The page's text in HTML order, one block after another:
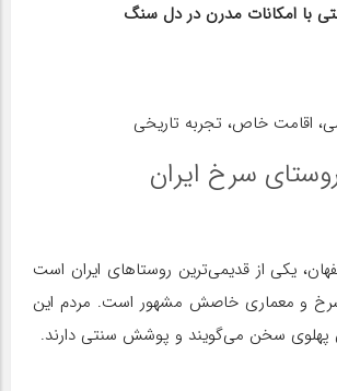
با امکانات مدرن در دل سنگ
اقامت خاص، تجربه تاریخی
یکی از قدیمی‌ترین روستاهای ایران است
و معماری خاصش مشهور است. مردم این
پهلوی سخن می‌گویند و پوشش سنتی دارند.